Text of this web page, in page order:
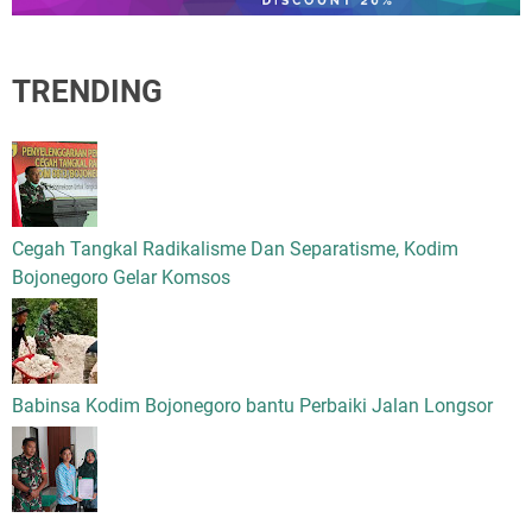
TRENDING
Cegah Tangkal Radikalisme Dan Separatisme, Kodim
Bojonegoro Gelar Komsos
Babinsa Kodim Bojonegoro bantu Perbaiki Jalan Longsor